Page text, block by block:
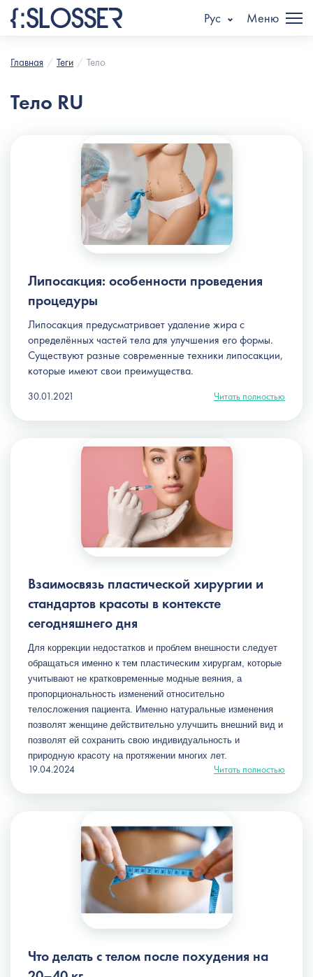
Рус Меню
Главная Теги Тело
Тело RU
Липосакция: особенности проведения
процедуры
Липосакция предусматривает удаление жира с
определённых частей тела для улучшения его формы.
Существуют разные современные техники липосакции,
которые имеют свои преимущества.
30.01.2021 Читать полностью
Взаимосвязь пластической хирургии и
стандартов красоты в контексте
сегодняшнего дня
Для коррекции недостатков и проблем внешности следует
обращаться именно к тем пластическим хирургам, которые
учитывают не кратковременные модные веяния, а
пропорциональность изменений относительно
телосложения пациента. Именно натуральные изменения
позволят женщине действительно улучшить внешний вид и
позволят ей сохранить свою индивидуальность и
природную красоту на протяжении многих лет.
19.04.2024 Читать полностью
Что делать с телом после похудения на